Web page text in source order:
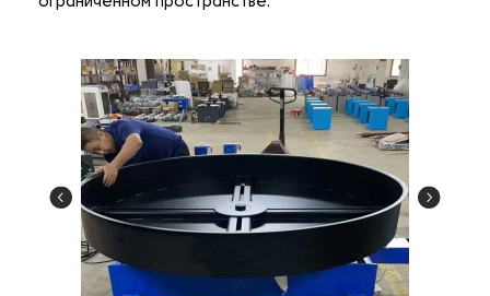
ограниченном пространстве.